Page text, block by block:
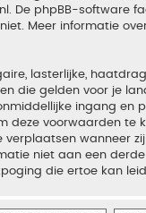
. De phpBB-software
Meer informatie
lasterlijke,
gelden voor je
ingang
voorwaarden te
niet aan een
die ertoe kan